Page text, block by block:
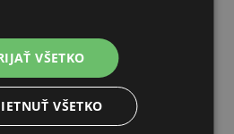
ohradník – 19 m – FLEXIGATE
VŠETKO
VŠETKO